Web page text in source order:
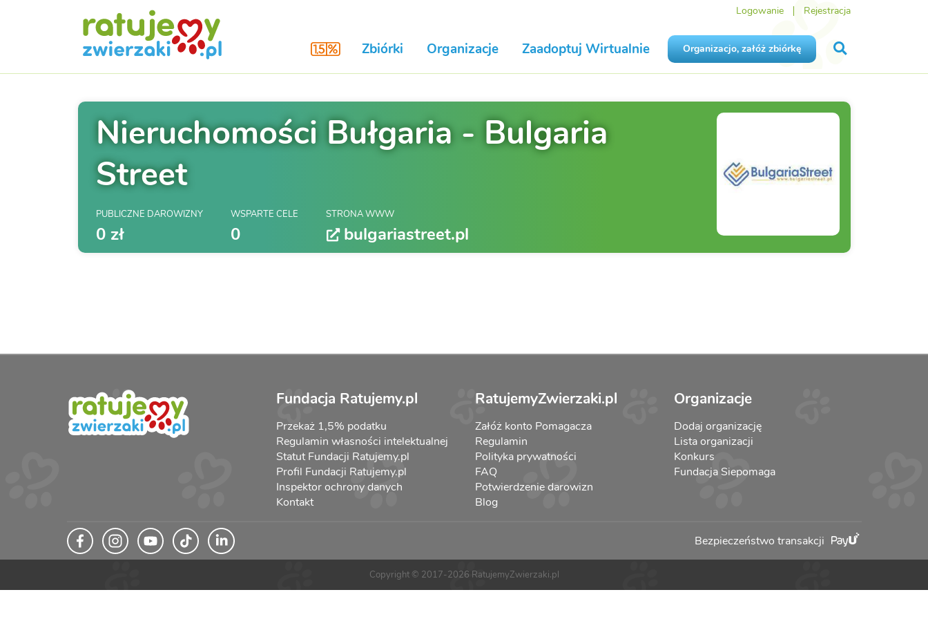
Logowanie Rejestracja
Zbiórki Organizacje Zaadoptuj Wirtualnie Organizacjo, załóż zbiórkę
Nieruchomości Bułgaria - Bulgaria
Street
PUBLICZNE DAROWIZNY
0 zł
WSPARTE CELE
0
STRONA WWW
bulgariastreet.pl
Fundacja Ratujemy.pl
Przekaż 1,5% podatku
Regulamin własności intelektualnej
Statut Fundacji Ratujemy.pl
Profil Fundacji Ratujemy.pl
Inspektor ochrony danych
Kontakt
RatujemyZwierzaki.pl
Załóż konto Pomagacza
Regulamin
Polityka prywatności
FAQ
Potwierdzenie darowizn
Blog
Organizacje
Dodaj organizację
Lista organizacji
Konkurs
Fundacja Siepomaga
Bezpieczeństwo transakcji
Copyright © 2017-2026 RatujemyZwierzaki.pl